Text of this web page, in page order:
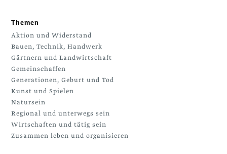
Themen
Aktion und Widerstand
Bauen, Technik, Handwerk
Gärtnern und Landwirtschaft
Gemeinschaffen
Generationen, Geburt und Tod
Kunst und Spielen
Natursein
Regional und unterwegs sein
Wirtschaften und tätig sein
Zusammen leben und organisieren